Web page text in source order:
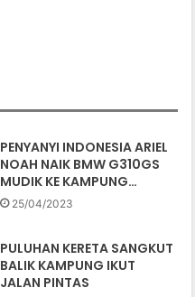
PENYANYI INDONESIA ARIEL
NOAH NAIK BMW G310GS
MUDIK KE KAMPUNG…
25/04/2023
PULUHAN KERETA SANGKUT
BALIK KAMPUNG IKUT
JALAN PINTAS